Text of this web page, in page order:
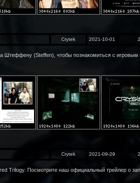
Crytek 2021-10-01
Штеффену (Steffen), чтобы познакомиться с
Crytek 2021-09-29
Trilogy. Посмотрите наш официальный трейлер о